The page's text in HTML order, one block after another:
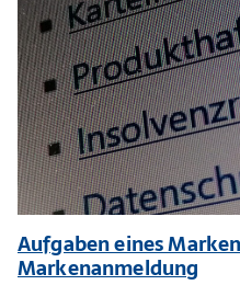
Aufgaben eines
Markenanmeldung